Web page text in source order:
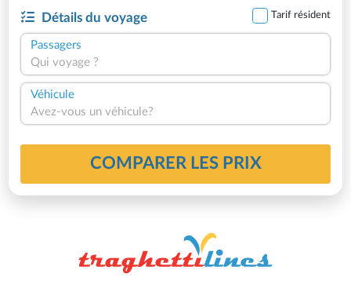
Détails du voyage Tarif résident
Passagers
Qui voyage ?
Véhicule
Avez-vous un véhicule?
COMPARER LES PRIX